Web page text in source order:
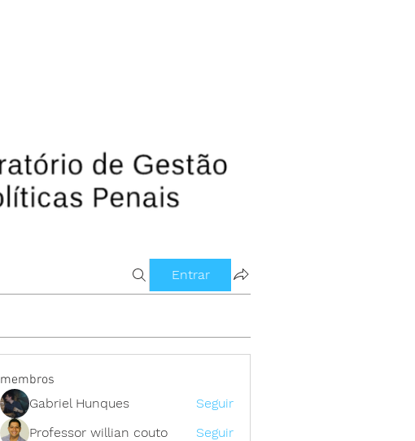
Entrar
membros
Gabriel Hunques
Seguir
Professor willian couto
Seguir